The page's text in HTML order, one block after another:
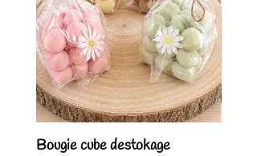
Bougie cube destokage